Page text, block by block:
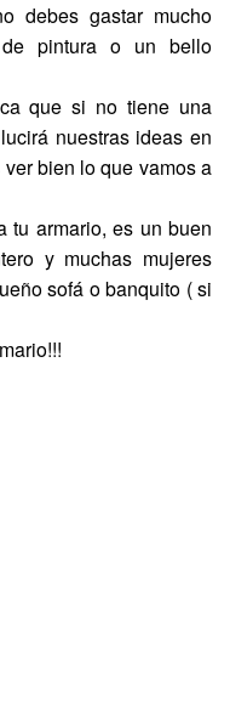
debes gastar mucho
pintura o un bello
que si no tiene una
nuestras ideas en
bien lo que vamos a
tu armario, es un buen
y muchas mujeres
sofá o banquito ( si